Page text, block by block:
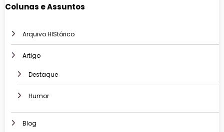
Colunas e Assuntos
Arquivo HIStórico
Artigo
Destaque
Humor
Blog